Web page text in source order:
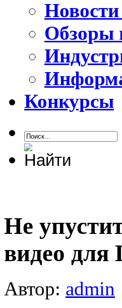
Обзоры
Конкурсы
Не
видео для
Автор: admin